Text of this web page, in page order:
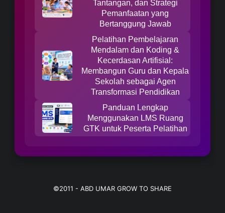
Tantangan, dan Strategi
Pemanfaatan yang
Bertanggung Jawab
Pelatihan Pembelajaran
Mendalam dan Koding &
Kecerdasan Artifisial:
Membangun Guru dan Kepala
Sekolah sebagai Agen
Transformasi Pendidikan
Panduan Lengkap
Menggunakan LMS Ruang
GTK untuk Peserta Pelatihan
©2011 - ABD UMAR GROW TO SHARE